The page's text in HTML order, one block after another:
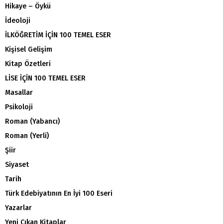
Hikaye – Öykü
İdeoloji
İLKÖĞRETİM İÇİN 100 TEMEL ESER
Kişisel Gelişim
Kitap Özetleri
LİSE İÇİN 100 TEMEL ESER
Masallar
Psikoloji
Roman (Yabancı)
Roman (Yerli)
Şiir
Siyaset
Tarih
Türk Edebiyatının En İyi 100 Eseri
Yazarlar
Yeni Çıkan Kitaplar